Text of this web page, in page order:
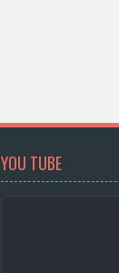
YOU TUBE